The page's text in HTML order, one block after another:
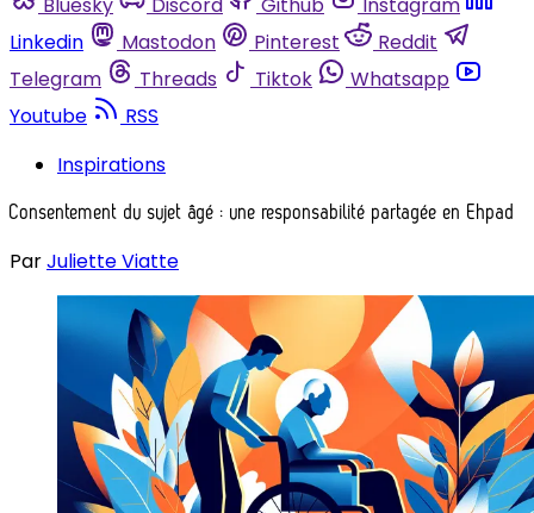
Bluesky
Discord Github
Instagram
Linkedin
Mastodon Pinterest
Reddit
Telegram
Threads Tiktok
Whatsapp
Youtube
RSS
Inspirations
Consentement du sujet âgé : une responsabilité partagée en Ehpad
ParJuliette Viatte